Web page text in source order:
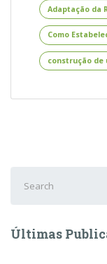
Adaptação da
Como
construção de
for:
Últimas